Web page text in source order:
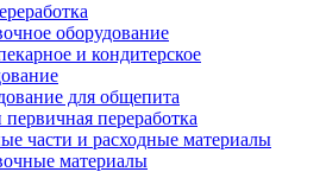
оборудование
и кондитерское
для общепита
переработка
части и расходные материалы
материалы